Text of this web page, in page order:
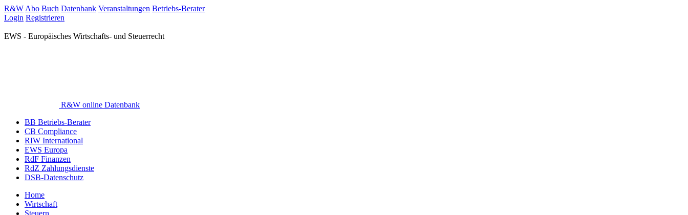
R&W Abo Buch Datenbank Veranstaltungen Betriebs-Berater
Login Registrieren
EWS - Europäisches Wirtschafts- und Steuerrecht
R&W online Datenbank
BB Betriebs-Berater
CB Compliance
RIW International
EWS Europa
RdF Finanzen
RdZ Zahlungsdienste
DSB-Datenschutz
Home
Wirtschaft
Steuern